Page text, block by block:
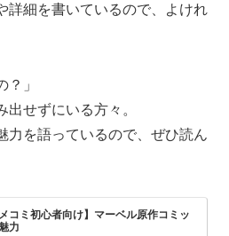
詳細を書いているので、よけれ
？」
出せずにいる方々。
力を語っているので、ぜひ読ん
メコミ初心者向け】マーベル原作コミッ
力